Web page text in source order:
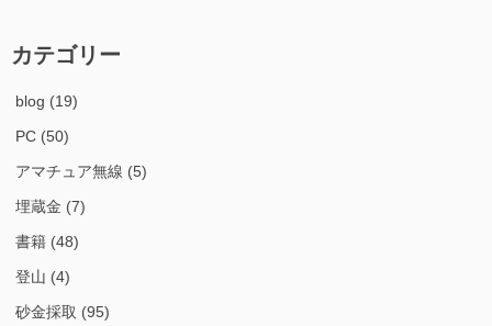
カテゴリー
blog (19)
PC (50)
アマチュア無線 (5)
埋蔵金 (7)
書籍 (48)
登山 (4)
砂金採取 (95)